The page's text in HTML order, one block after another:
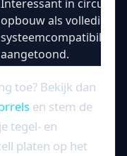
Interessant in circulaire
opbouw als volledige
systeemcompatibiliteit
aangetoond.
toe? Bekijk dan
en stem de
tegel- en
platen op het